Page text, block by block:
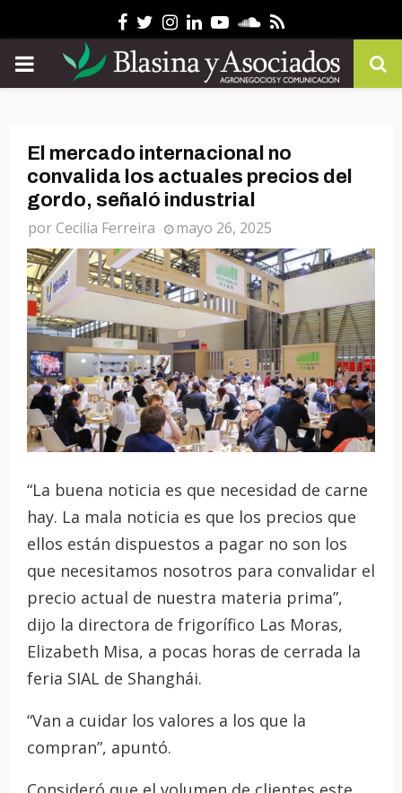
Facebook
Twitter
Instagram
Linkedin
YoutubeSoundcloud
Rss
PRIMARY
El mercado internacional no
convalida los actuales precios del
gordo, señaló industrial
porCecilia Ferreira mayo 26, 2025
“La buena noticia es que necesidad de carne
hay. La mala noticia es que los precios que
ellos están dispuestos a pagar no son los
que necesitamos nosotros para convalidar el
precio actual de nuestra materia prima”,
dijo la directora de frigorífico Las Moras,
Elizabeth Misa, a pocas horas de cerrada la
feria SIAL de Shanghái.
“Van a cuidar los valores a los que la
compran”, apuntó.